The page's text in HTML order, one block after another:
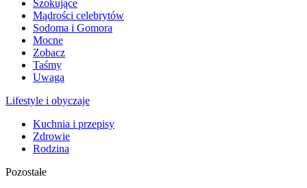
Szokujące
Mądrości celebrytów
Sodoma i Gomora
Mocne
Zobacz
Taśmy
Uwaga
Lifestyle i obyczaje
Kuchnia i przepisy
Zdrowie
Rodzina
Pozostałe